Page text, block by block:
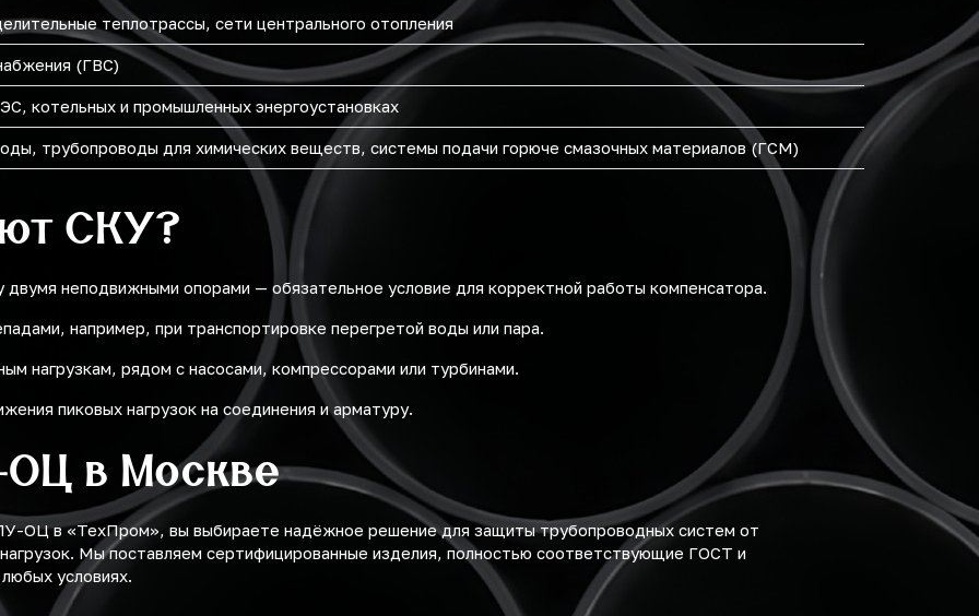
теплотрассы, сети центрального отопления
(ГВС)
котельных и промышленных энергоустановках
трубопроводы для химических веществ, системы подачи горюче смазочных материалов (ГСМ)
СКУ?
неподвижными опорами — обязательное условие для корректной работы компенсатора.
например, при транспортировке перегретой воды или пара.
нагрузкам, рядом с насосами, компрессорами или турбинами.
пиковых нагрузок на соединения и арматуру.
в Москве
ОЦ в «ТехПром», вы выбираете надёжное решение для защиты трубопроводных систем от
Мы поставляем сертифицированные изделия, полностью соответствующие ГОСТ и
условиях.